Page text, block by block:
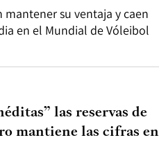
mantener su ventaja y caen
en el Mundial de Vóleibol
las reservas de
mantiene las cifras en